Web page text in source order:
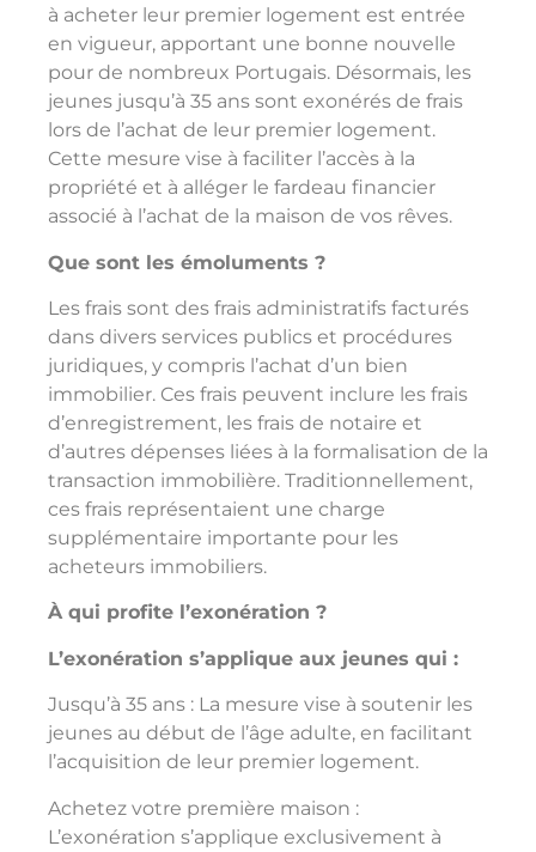
à acheter leur premier logement est entrée
en vigueur, apportant une bonne nouvelle
pour de nombreux Portugais. Désormais, les
jeunes jusqu’à 35 ans sont exonérés de frais
lors de l’achat de leur premier logement.
Cette mesure vise à faciliter l’accès à la
propriété et à alléger le fardeau financier
associé à l’achat de la maison de vos rêves.
Que sont les émoluments ?
Les frais sont des frais administratifs facturés
dans divers services publics et procédures
juridiques, y compris l’achat d’un bien
immobilier. Ces frais peuvent inclure les frais
d’enregistrement, les frais de notaire et
d’autres dépenses liées à la formalisation de la
transaction immobilière. Traditionnellement,
ces frais représentaient une charge
supplémentaire importante pour les
acheteurs immobiliers.
À qui profite l’exonération ?
L’exonération s’applique aux jeunes qui :
Jusqu’à 35 ans : La mesure vise à soutenir les
jeunes au début de l’âge adulte, en facilitant
l’acquisition de leur premier logement.
Achetez votre première maison :
L’exonération s’applique exclusivement à